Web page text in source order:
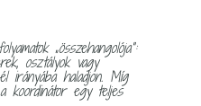
„összehangolója”:
osztályok vagy
irányába haladjon. Míg
koordinátor egy teljes